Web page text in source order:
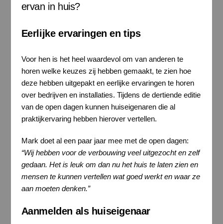
ervan in huis?
Eerlijke ervaringen en tips
Voor hen is het heel waardevol om van anderen te
horen welke keuzes zij hebben gemaakt, te zien hoe
deze hebben uitgepakt en eerlijke ervaringen te horen
over bedrijven en installaties. Tijdens de dertiende editie
van de open dagen kunnen huiseigenaren die al
praktijkervaring hebben hierover vertellen.
Mark doet al een paar jaar mee met de open dagen:
“Wij hebben voor de verbouwing veel uitgezocht en zelf
gedaan. Het is leuk om dan nu het huis te laten zien en
mensen te kunnen vertellen wat goed werkt en waar ze
aan moeten denken.”
Aanmelden als huiseigenaar